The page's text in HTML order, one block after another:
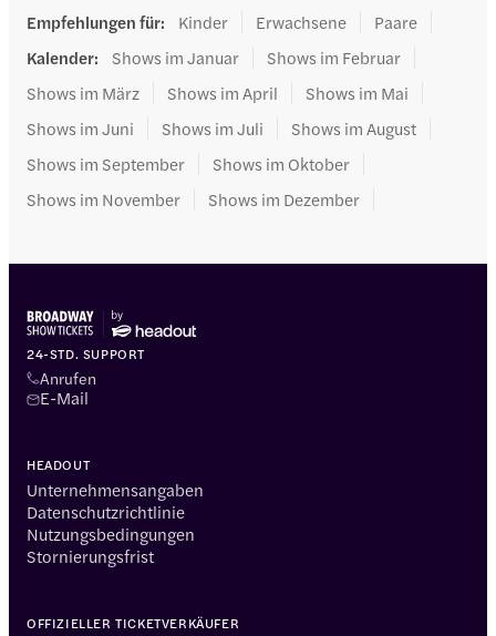
Empfehlungen für: Kinder Erwachsene
Paare
Kalender: Shows im Januar
Shows im Februar
Shows im März
Shows im April
Shows im Mai
Shows im Juni
Shows im Juli
Shows im August
Shows im September
Shows im Oktober
Shows im November
Shows im Dezember
24-STD. SUPPORT
Anrufen
E-Mail
HEADOUT
Unternehmensangaben
Datenschutzrichtlinie
Nutzungsbedingungen
Stornierungsfrist
OFFIZIELLER TICKETVERKÄUFER